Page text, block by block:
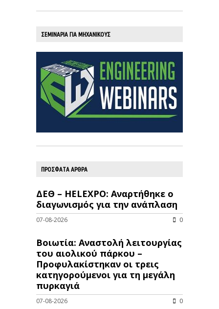
ΣΕΜΙΝΑΡΙΑ ΓΙΑ ΜΗΧΑΝΙΚΟΥΣ
ΠΡΟΣΦΑΤΑ ΑΡΘΡΑ
ΔΕΘ – HELEXPO: Αναρτήθηκε ο
διαγωνισμός για την ανάπλαση
07-08-2026 0
Βοιωτία: Αναστολή λειτουργίας
του αιολικού πάρκου –
Προφυλακίστηκαν οι τρεις
κατηγορούμενοι για τη μεγάλη
πυρκαγιά
07-08-2026 0